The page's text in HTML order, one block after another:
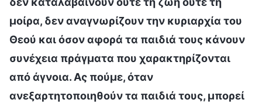
μοίρα, δεν αναγνωρίζουν την κυριαρχία του
Θεού και όσον αφορά τα παιδιά τους κάνουν
συνέχεια πράγματα που χαρακτηρίζονται
από άγνοια. Ας πούμε, όταν
ανεξαρτητοποιηθούν τα παιδιά τους, μπορεί